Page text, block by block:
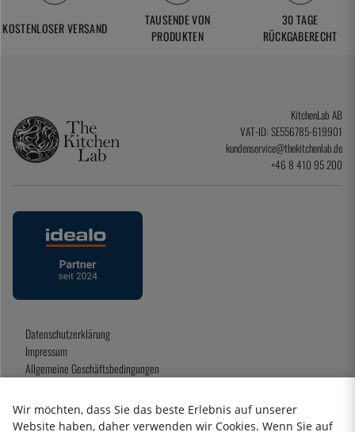
KOSTENLOSER VERSAND
TAUSENDE VON
PRODUKTEN
30 TAGE
RÜCKGABERECHT
KitchenLab AB
VAT-ID: SE556785-619901
kundenservice@thekitchenlab.de
+46 8 410 95 200
Datenschutzerklärung
Impressum
Allgemeine Geschäftsbedingungen
Wir möchten, dass Sie das beste Erlebnis auf unserer
Website haben, daher verwenden wir Cookies. Wenn Sie auf